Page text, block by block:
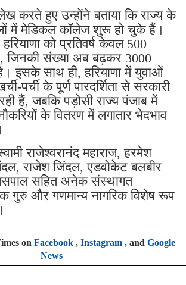
करते हुए उन्होंने बताया कि राज्य के
में मेडिकल कॉलेज शुरू हो चुके हैं।
हरियाणा को प्रतिवर्ष केवल 500
जिनकी संख्या अब बढ़कर 3000
है। इसके साथ ही, हरियाणा में युवाओं
पर्ची के पूर्ण पारदर्शिता से सरकारी
हैं, जबकि पड़ोसी राज्य पंजाब में
के वितरण में लगातार भेदभाव
राजेश्वरानंद महाराज, हरमेश
राजेश जिंदल, एडवोकेट बलबीर
सहित अनेक संस्थागत
गुरु और गणमान्य नागरिक विशेष रूप
on Facebook, Instagram, and Google
News